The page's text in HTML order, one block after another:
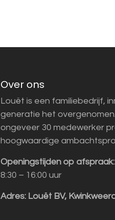
Over ons
Louët is een familiebedrijf,
generatie het
ongeveer 30 medewerker
hoogwaardige
Openingstijden op afspraak:
8:30 – 16:00 uur
Adres: Louët BV,